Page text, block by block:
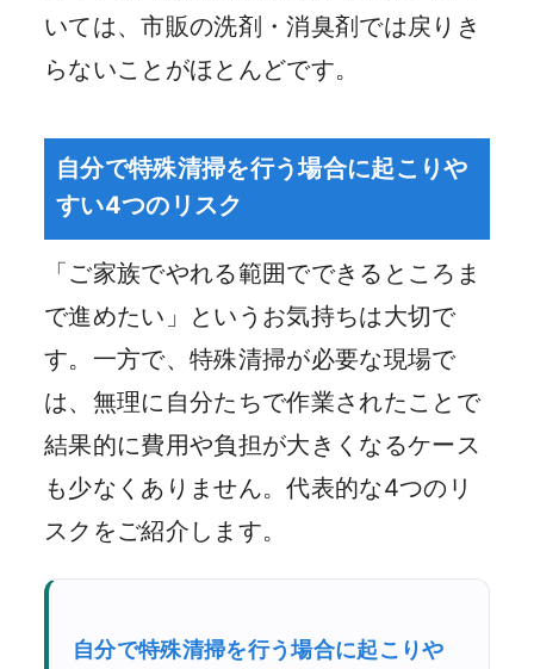
いては、市販の洗剤・消臭剤では戻りき
らないことがほとんどです。
自分で特殊清掃を行う場合に起こりや
すい4つのリスク
「ご家族でやれる範囲でできるところま
で進めたい」というお気持ちは大切で
す。一方で、特殊清掃が必要な現場で
は、無理に自分たちで作業されたことで
結果的に費用や負担が大きくなるケース
も少なくありません。代表的な4つのリ
スクをご紹介します。
自分で特殊清掃を行う場合に起こりや